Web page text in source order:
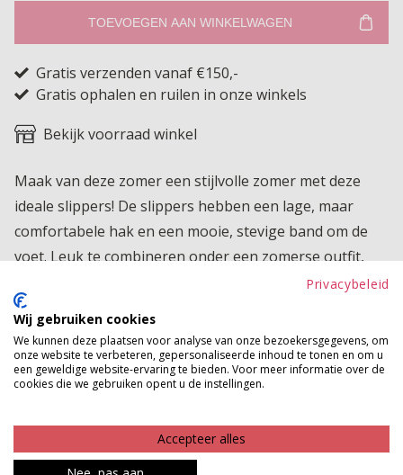
TOEVOEGEN AAN WINKELWAGEN
Gratis verzenden vanaf €150,-
Gratis ophalen en ruilen in onze winkels
Bekijk voorraad winkel
Maak van deze zomer een stijlvolle zomer met deze
ideale slippers! De slippers hebben een lage, maar
comfortabele hak en een mooie, stevige band om de
voet. Leuk te combineren onder een zomerse outfit,
zoals een jurkje. Scoor deze slippers vandaag nog!
Product kenmerken
Betaalinformatie
Privacybeleid
Wij gebruiken cookies
We kunnen deze plaatsen voor analyse van onze bezoekersgegevens, om
onze website te verbeteren, gepersonaliseerde inhoud te tonen en om u
een geweldige website-ervaring te bieden. Voor meer informatie over de
cookies die we gebruiken opent u de instellingen.
Accepteer alles